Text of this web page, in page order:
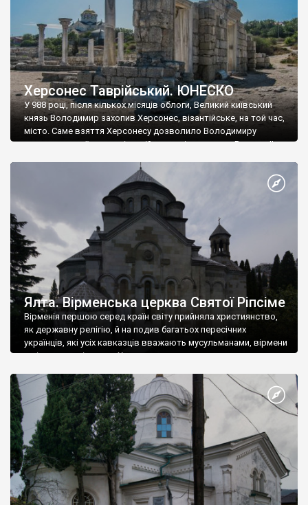
Херсонес Таврійський. ЮНЕСКО
У 988 році, після кількох місяців облоги, Великий київський
князь Володимир захопив Херсонес, візантійське, на той час,
місто. Саме взяття Херсонесу дозволило Володимиру
диктувати свої умови візантійському імператору Василю ІІ, та
Херсонесі Володимир-язичник, став Василем-християнином.
А потім було Хрещення Русі. На честь Херсонесу Таврійського
Ялта. Вірменська церква Святої Ріпсіме
Вірменія першою серед країн світу прийняла християнство,
як державну релігію, й на подив багатьох пересічних
українців, які усіх кавказців вважають мусульманами, вірмени
є відданими вірянами Христа